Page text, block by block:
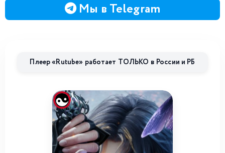
Мы в Telegram
Плеер «Rutube» работает ТОЛЬКО в России и РБ